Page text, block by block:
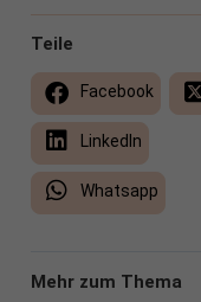
Teile
Facebook
LinkedIn
Whatsapp
Mehr zum Thema